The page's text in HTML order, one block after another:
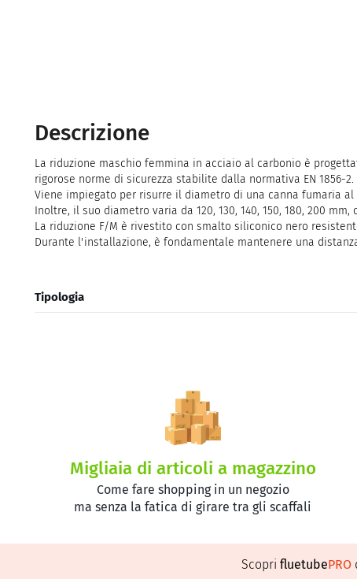
Descrizione
La riduzione maschio femmina in acciaio al carbonio è
rigorose norme di sicurezza stabilite dalla normativa EN 1856-2.
Viene impiegato per risurre il diametro di una canna fumaria
Inoltre, il suo diametro varia da 120, 130, 140, 150, 180, 200
La riduzione F/M è rivestito con smalto siliconico nero
Durante l'installazione, è fondamentale mantenere una
Tipologia
Migliaia di articoli a magazzino
Come fare shopping in un negozio
ma senza la fatica di girare tra gli scaffali
Scopri fluetubePRO